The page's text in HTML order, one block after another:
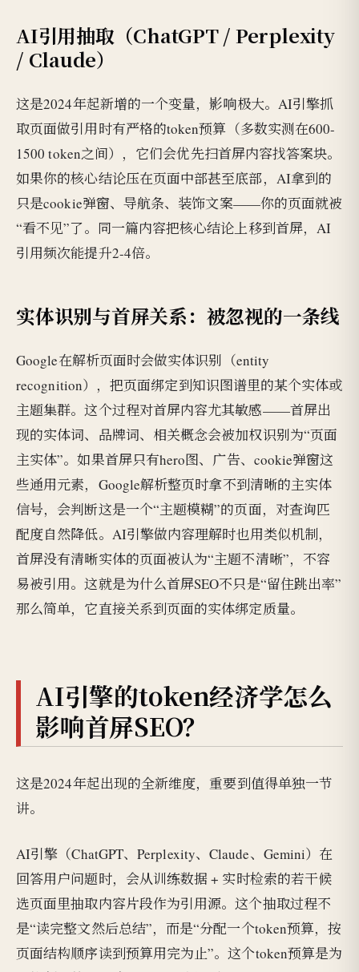
AI引用抽取（ChatGPT / Perplexity
/ Claude）
这是2024年起新增的一个变量，影响极大。AI引擎抓
取页面做引用时有严格的token预算（多数实测在600-
1500 token之间），它们会优先扫首屏内容找答案块。
如果你的核心结论压在页面中部甚至底部，AI拿到的
只是cookie弹窗、导航条、装饰文案——你的页面就被
“看不见”了。同一篇内容把核心结论上移到首屏，AI
引用频次能提升2-4倍。
实体识别与首屏关系：被忽视的一条线
Google在解析页面时会做实体识别（entity
recognition），把页面绑定到知识图谱里的某个实体或
主题集群。这个过程对首屏内容尤其敏感——首屏出
现的实体词、品牌词、相关概念会被加权识别为“页面
主实体”。如果首屏只有hero图、广告、cookie弹窗这
些通用元素，Google解析整页时拿不到清晰的主实体
信号，会判断这是一个“主题模糊”的页面，对查询匹
配度自然降低。AI引擎做内容理解时也用类似机制，
首屏没有清晰实体的页面被认为“主题不清晰”，不容
易被引用。这就是为什么首屏SEO不只是“留住跳出率”
那么简单，它直接关系到页面的实体绑定质量。
AI引擎的token经济学怎么
影响首屏SEO？
这是2024年起出现的全新维度，重要到值得单独一节
讲。
AI引擎（ChatGPT、Perplexity、Claude、Gemini）在
回答用户问题时，会从训练数据 + 实时检索的若干候
选页面里抽取内容片段作为引用源。这个抽取过程不
是“读完整文然后总结”，而是“分配一个token预算，按
页面结构顺序读到预算用完为止”。这个token预算是为